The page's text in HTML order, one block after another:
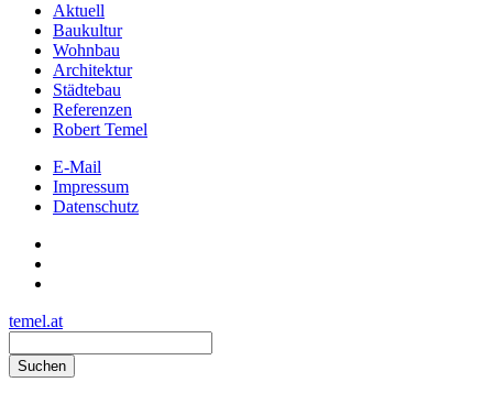
Aktuell
Baukultur
Wohnbau
Architektur
Städtebau
Referenzen
Robert Temel
E-Mail
Impressum
Datenschutz
temel.at
Suchen